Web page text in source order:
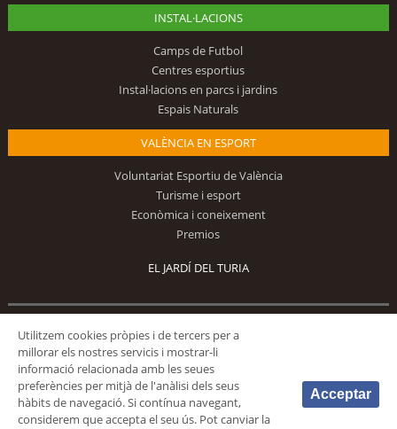
INSTAL·LACIONS
Camps de Futbol
Centres esportius
Instal·lacions en parcs i jardins
Espais Naturals
VALÈNCIA EN ESPORT
Voluntariat Esportiu de València
Turisme i esport
Econòmica i coneixement
Premios
EL JARDÍ DEL TURIA
Utilitzem cookies pròpies i de tercers per a
millorar els nostres servicis i mostrar-li
informació relacionada amb les seues
preferències per mitjà de l'anàlisi dels seus
hàbits de navegació. Si contínua navegant,
considerem que accepta el seu ús. Pot canviar la
Acceptar